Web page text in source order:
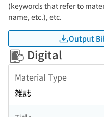
(keywords that refer to
name, etc.), etc.
Output
Digital
Material Type
雑誌